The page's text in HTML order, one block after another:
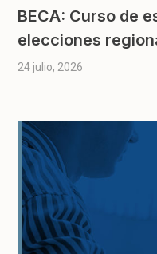
BECA: Curso de
elecciones
24 julio, 2026